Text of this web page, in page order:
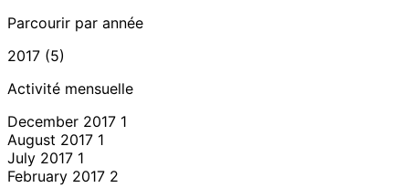
Parcourir par année
2017 (5)
Activité mensuelle
December 2017 1
August 2017 1
July 2017 1
February 2017 2